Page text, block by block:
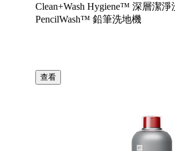
Clean+Wash Hygiene™ 深層潔淨
PencilWash™ 鉛筆洗地機
查看